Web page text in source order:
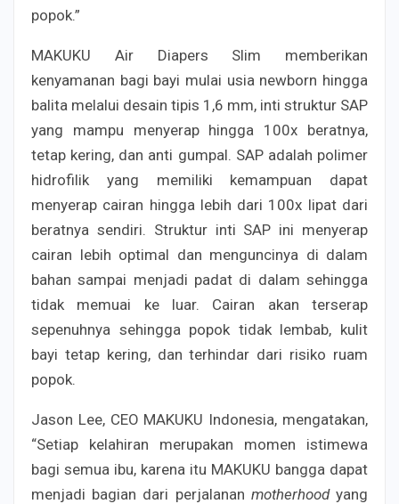
popok.”
MAKUKU Air Diapers Slim memberikan
kenyamanan bagi bayi mulai usia newborn hingga
balita melalui desain tipis 1,6 mm, inti struktur SAP
yang mampu menyerap hingga 100x beratnya,
tetap kering, dan anti gumpal. SAP adalah polimer
hidrofilik yang memiliki kemampuan dapat
menyerap cairan hingga lebih dari 100x lipat dari
beratnya sendiri. Struktur inti SAP ini menyerap
cairan lebih optimal dan menguncinya di dalam
bahan sampai menjadi padat di dalam sehingga
tidak memuai ke luar. Cairan akan terserap
sepenuhnya sehingga popok tidak lembab, kulit
bayi tetap kering, dan terhindar dari risiko ruam
popok.
Jason Lee, CEO MAKUKU Indonesia, mengatakan,
“Setiap kelahiran merupakan momen istimewa
bagi semua ibu, karena itu MAKUKU bangga dapat
menjadi bagian dari perjalanan motherhoodyang